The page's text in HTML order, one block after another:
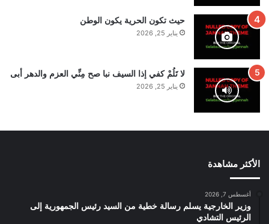
حيث تكون الحرية يكون الوطن
يناير 25, 2026
لا تَلُمْ كفي إذا السيف نبا صح مِنِّي العزم والدهر أبى
يناير 25, 2026
الأكثر مشاهدة
أغسطس 7, 2026
وزير الخارجية يسلم رسالة خطية من السيد رئيس الجمهورية إلى
الرئيس التشادي